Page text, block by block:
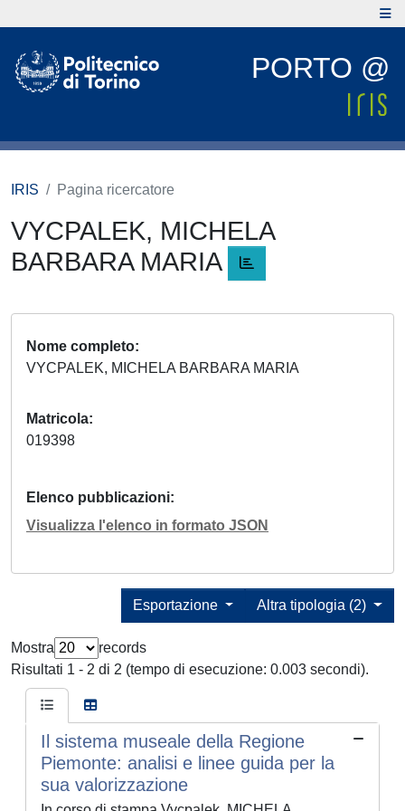
PORTO @
IRIS Pagina ricercatore
VYCPALEK, MICHELA
BARBARA MARIA
Nome completo
VYCPALEK, MICHELA BARBARA MARIA
Matricola
019398
Elenco pubblicazioni
Visualizza l'elenco in formato JSON
Altra tipologia (2)
Esportazione
Mostra
records
Risultati 1 - 2 di 2 (tempo di esecuzione: 0.003 secondi).
Il sistema museale della Regione
Piemonte: analisi e linee guida per la
sua valorizzazione